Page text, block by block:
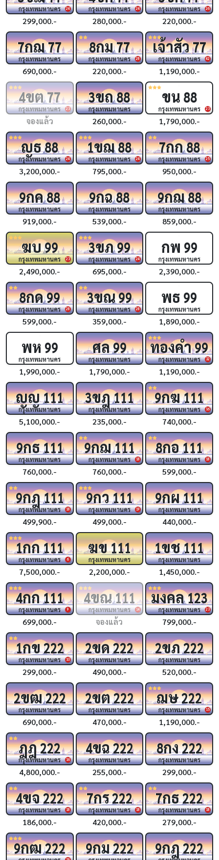
24
กรุงเทพมหานคร
299,000.-
24
กรุงเทพมหานคร
280,000.-
26
กรุงเทพมหานคร
220,000.-
7กฌ77
กรุงเทพมหานคร
690,000.-
28
8กม77
กรุงเทพมหานคร
220,000.-
42
เจ้าสัว77
กรุงเทพมหานคร
1,190,000.-
23
4ขต77
กรุงเทพมหานคร
จองแล้ว
3ขถ88
กรุงเทพมหานคร
260,000.-
23
ขน 88
กรุงเทพมหานคร
1,790,000.-
24
ญธ88
กรุงเทพมหานคร
3,200,000.-
24
1ขฌ88
กรุงเทพมหานคร
795,000.-
25
7กก88
กรุงเทพมหานคร
950,000.-
9กค88
กรุงเทพมหานคร
919,000.-
9กฉ88
กรุงเทพมหานคร
539,000.-
9กฌ88
กรุงเทพมหานคร
859,000.-
23
ฆบ99
กรุงเทพมหานคร
2,490,000.-
24
3ขภ99
กรุงเทพมหานคร
695,000.-
กพ 99
กรุงเทพมหานคร
2,390,000.-
28
8กด99
กรุงเทพมหานคร
599,000.-
28
3ขณ99
กรุงเทพมหานคร
359,000.-
พธ 99
กรุงเทพมหานคร
1,890,000.-
พห 99
กรุงเทพมหานคร
1,990,000.-
ศล99
กรุงเทพมหานคร
1,790,000.-
32
ทองคำ99
กรุงเทพมหานคร
1,190,000.-
ญญ111
กรุงเทพมหานคร
5,100,000.-
3ขฎ111
กรุงเทพมหานคร
235,000.-
16
9กฆ111
กรุงเทพมหานคร
740,000.-
9กธ111
กรุงเทพมหานคร
760,000.-
18
9กฌ111
กรุงเทพมหานคร
760,000.-
18
8กอ111
กรุงเทพมหานคร
599,000.-
18
9กฎ111
กรุงเทพมหานคร
499,900.-
19
9กว111
กรุงเทพมหานคร
499,000.-
9กผ111
กรุงเทพมหานคร
440,000.-
6
1กก111
กรุงเทพมหานคร
7,500,000.-
ฆข111
กรุงเทพมหานคร
2,200,000.-
1ขช111
กรุงเทพมหานคร
1,450,000.-
9
4กก111
กรุงเทพมหานคร
699,000.-
14
4ขณ111
กรุงเทพมหานคร
จองแล้ว
23
มงคล123
กรุงเทพมหานคร
799,000.-
10
1กข222
กรุงเทพมหานคร
299,000.-
2ขด222
กรุงเทพมหานคร
490,000.-
2ขภ222
กรุงเทพมหานคร
520,000.-
2ขฒ222
กรุงเทพมหานคร
690,000.-
2ขต222
กรุงเทพมหานคร
470,000.-
15
ฌษ222
กรุงเทพมหานคร
1,190,000.-
16
ฎฎ222
กรุงเทพมหานคร
4,800,000.-
4ขฉ222
กรุงเทพมหานคร
255,000.-
8กง222
กรุงเทพมหานคร
299,000.-
18
4ขจ222
กรุงเทพมหานคร
186,000.-
18
7กร222
กรุงเทพมหานคร
420,000.-
18
7กธ222
กรุงเทพมหานคร
279,000.-
9กฒ222 9กม222 9กฎ222